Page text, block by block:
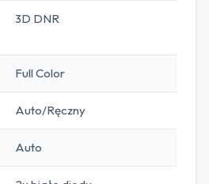
3D DNR
Full Color
Auto/Ręczny
Auto